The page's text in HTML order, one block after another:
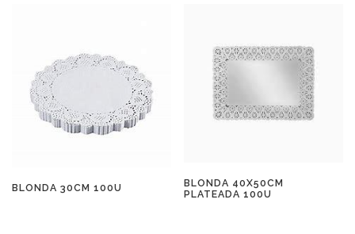
BLONDA 30CM 100U
BLONDA 40X50CM
PLATEADA 100U